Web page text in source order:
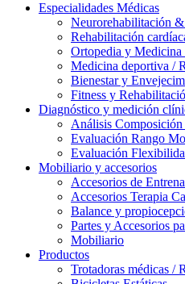
Especialidades Médicas
Neurorehabilitación &
Rehabilitación
Ortopedia y Medicina
Medicina deportiva /
Bienestar y
Fitness y
Diagnóstico y medición
Análisis Composición
Evaluación Rango
Evaluación
Mobiliario y accesorios
Accesorios de
Accesorios Terapia
Balance y
Partes y Accesorios
Mobiliario
Productos
Trotadoras médicas /